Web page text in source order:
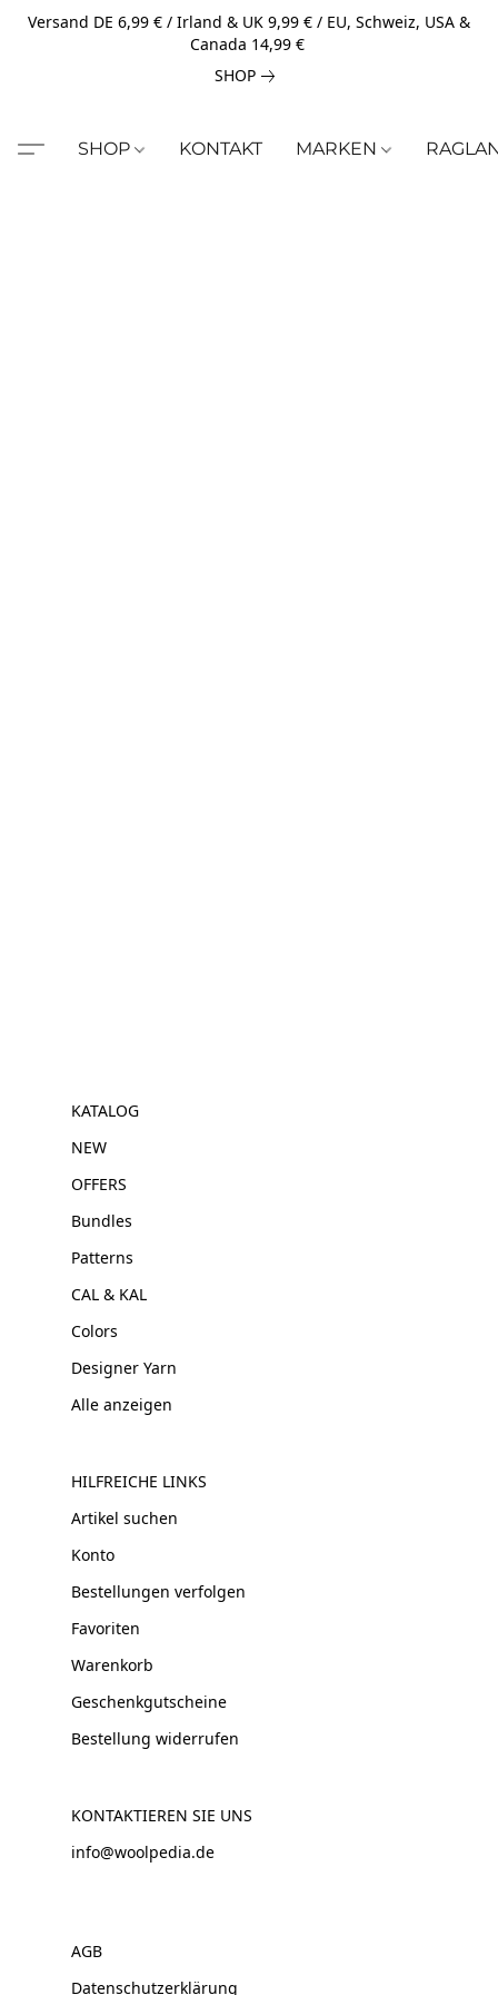
Versand DE 6,99 € / Irland & UK 9,99 € / EU, Schweiz, USA &
Canada 14,99 €
SHOP
SHOP KONTAKT MARKEN
KATALOG
NEW
OFFERS
Bundles
Patterns
CAL & KAL
Colors
Designer Yarn
Alle anzeigen
HILFREICHE LINKS
Artikel suchen
Konto
Bestellungen verfolgen
Favoriten
Warenkorb
Geschenkgutscheine
Bestellung widerrufen
KONTAKTIEREN SIE UNS
info@woolpedia.de
AGB
Datenschutzerklärung